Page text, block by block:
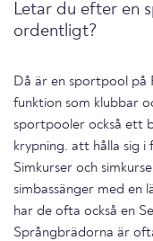
Letar du efter en
ordentligt?
Då är en sportpool på
funktion som klubbar
sportpooler också ett
krypning. att hålla sig
Simkurser och
simbassänger med en
har de ofta också en
Språngbrädorna är